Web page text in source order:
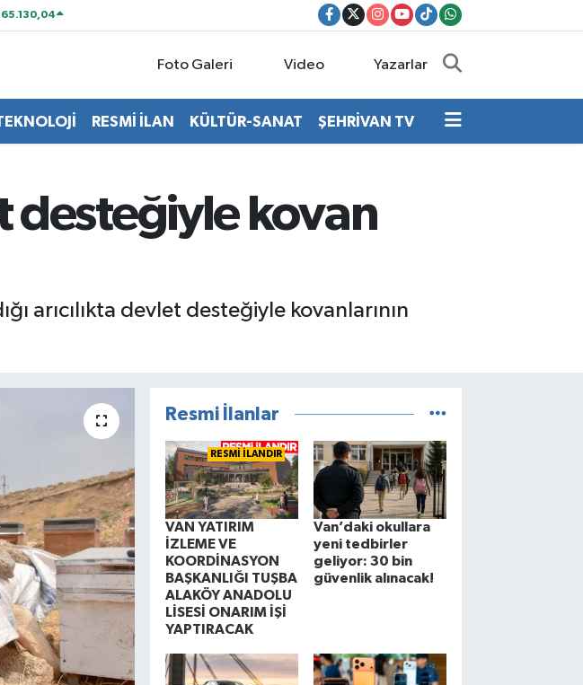
65.130,04
Foto Galeri Video Yazarlar
RESMİ İLAN KÜLTÜR-SANAT ŞEHRİVAN TV
desteğiyle kovan
arıcılıkta devlet desteğiyle kovanlarının
Resmi İlanlar
RESMİ İLANDIR
VAN YATIRIM
İZLEME VE
KOORDİNASYON
BAŞKANLIĞI TUŞBA
ALAKÖY ANADOLU
LİSESİ ONARIM İŞİ
YAPTIRACAK
Van’daki okullara
yeni tedbirler
geliyor: 30 bin
güvenlik alınacak!